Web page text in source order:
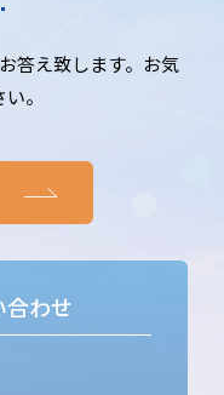
答え致します。お気
。
合わせ